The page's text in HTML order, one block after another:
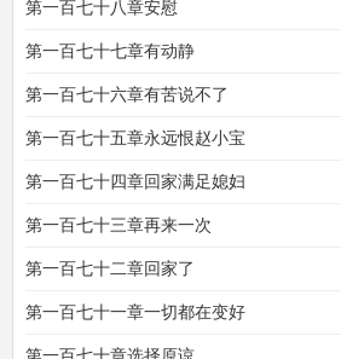
第一百七十八章安慰
第一百七十七章有动静
第一百七十六章有苦说不了
第一百七十五章永远恨赵小宝
第一百七十四章回家满足媳妇
第一百七十三章再来一次
第一百七十二章回家了
第一百七十一章一切都在变好